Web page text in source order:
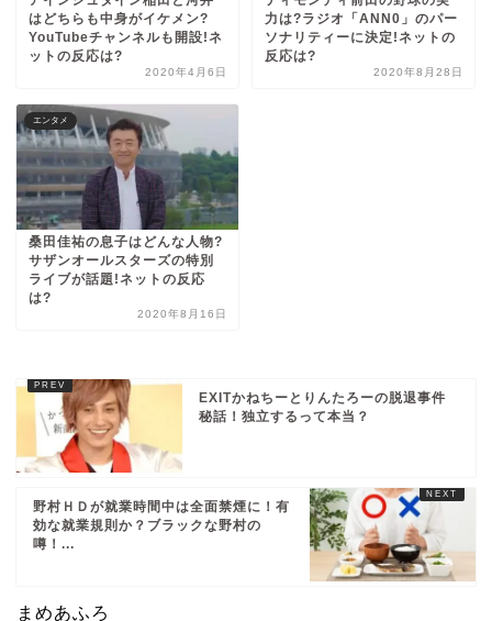
はどちらも中身がイケメン?
YouTubeチャンネルも開設!ネ
ットの反応は?
2020年4月6日
力は?ラジオ「ANN0」のパー
ソナリティーに決定!ネットの
反応は?
2020年8月28日
エンタメ
桑田佳祐の息子はどんな人物?
サザンオールスターズの特別
ライブが話題!ネットの反応
は?
2020年8月16日
EXITかねちーとりんたろーの脱退事件
秘話！独立するって本当？
野村ＨＤが就業時間中は全面禁煙に！有
効な就業規則か？ブラックな野村の
噂！...
まめあふろ